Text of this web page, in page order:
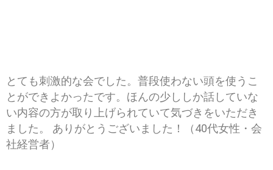
とても刺激的な会でした。普段使わない頭を使うこ
とができよかったです。ほんの少ししか話していな
い内容の方が取り上げられていて気づきをいただき
ました。 ありがとうございました！（40代女性・会
社経営者）